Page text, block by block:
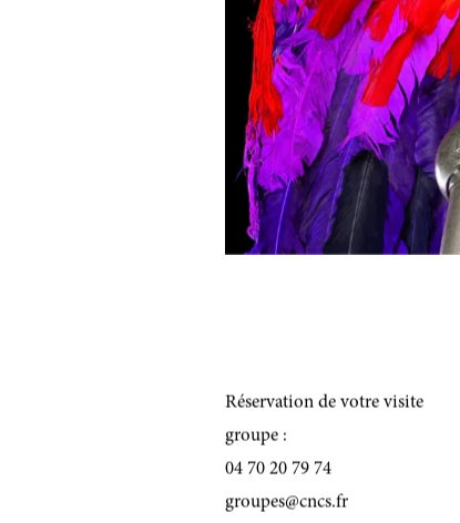
Réservation de votre visite
groupe :
04 70 20 79 74
groupes@cncs.fr